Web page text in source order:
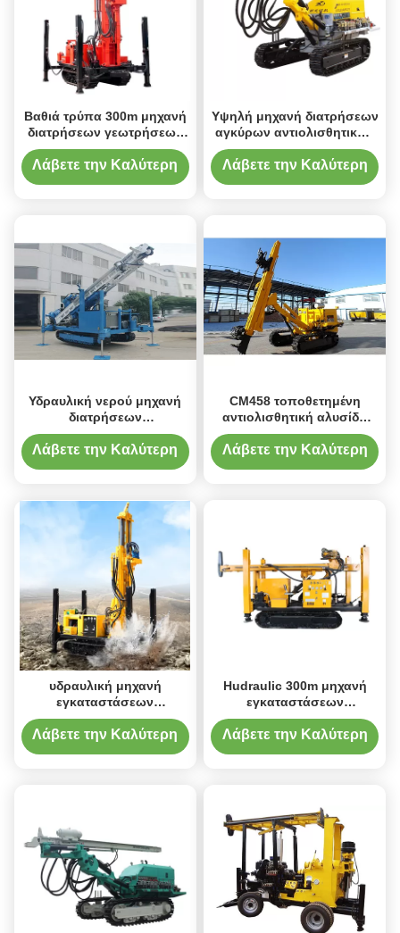
Βαθιά τρύπα 300m μηχανή
διατρήσεων γεωτρήσεων
νερού βράχου DTH
Λάβετε την Καλύτερη
Υψηλή μηχανή διατρήσεων
αγκύρων αντιολισθητικών
αλυσίδων πίεσης αέρα
DTH
Λάβετε την Καλύτερη
Υδραυλική νερού μηχανή
διατρήσεων
αντιολισθητικών αλυσίδων
φρεατίων υδραυλική
Λάβετε την Καλύτερη
CM458 τοποθετημένη
αντιολισθητική αλυσίδα
μηχανή διατρήσεων
φρεατίων νερού
Λάβετε την Καλύτερη
υδραυλική μηχανή
εγκαταστάσεων
γεώτρησης διατρήσεων
αντιολισθητικών αλυσίδων
Λάβετε την Καλύτερη
Hudraulic 300m μηχανή
εγκαταστάσεων
γεώτρησης διατρήσεων
DTH για το φρεάτιο νερού
Λάβετε την Καλύτερη